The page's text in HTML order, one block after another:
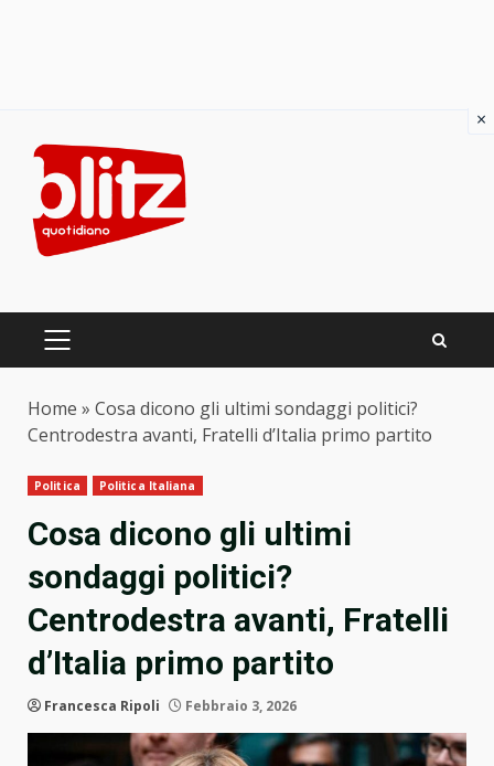
content
PRIMARY
Home » Cosa dicono gli ultimi sondaggi politici?
Centrodestra avanti, Fratelli d’Italia primo partito
Politica Politica Italiana
Cosa dicono gli ultimi
sondaggi politici?
Centrodestra avanti, Fratelli
d’Italia primo partito
Francesca Ripoli Febbraio 3, 2026
×